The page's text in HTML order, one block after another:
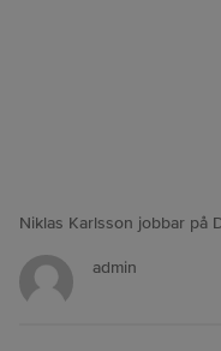
Niklas Karlsson jobbar på
admin